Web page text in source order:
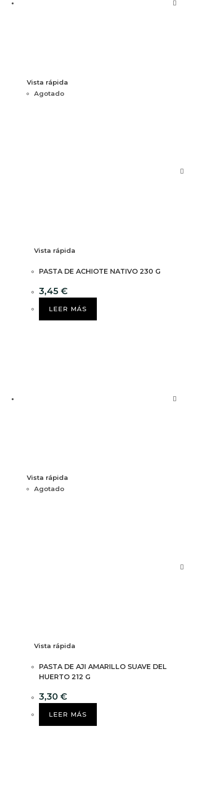
Vista rápida
Agotado
Vista rápida
PASTA DE ACHIOTE NATIVO 230 G
3,45 €
LEER MÁS
Vista rápida
Agotado
Vista rápida
PASTA DE AJI AMARILLO SUAVE DEL
HUERTO 212 G
3,30 €
LEER MÁS